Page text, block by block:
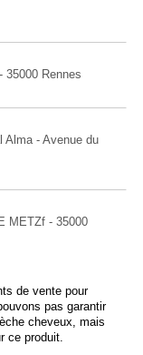
35000 Rennes
Alma - Avenue du
METZf - 35000
de vente pour
pas garantir
cheveux, mais
ce produit.